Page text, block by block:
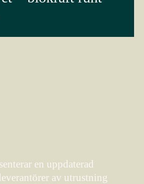
en uppdaterad
av utrustning